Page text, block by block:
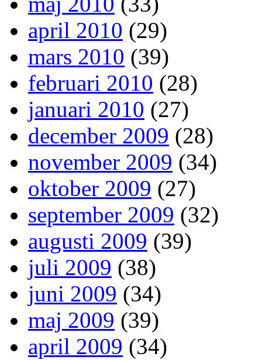
april 2010 (29)
mars 2010 (39)
februari 2010 (28)
januari 2010 (27)
december 2009 (28)
november 2009 (34)
oktober 2009 (27)
september 2009 (32)
augusti 2009 (39)
juli 2009 (38)
juni 2009 (34)
maj 2009 (39)
april 2009 (34)